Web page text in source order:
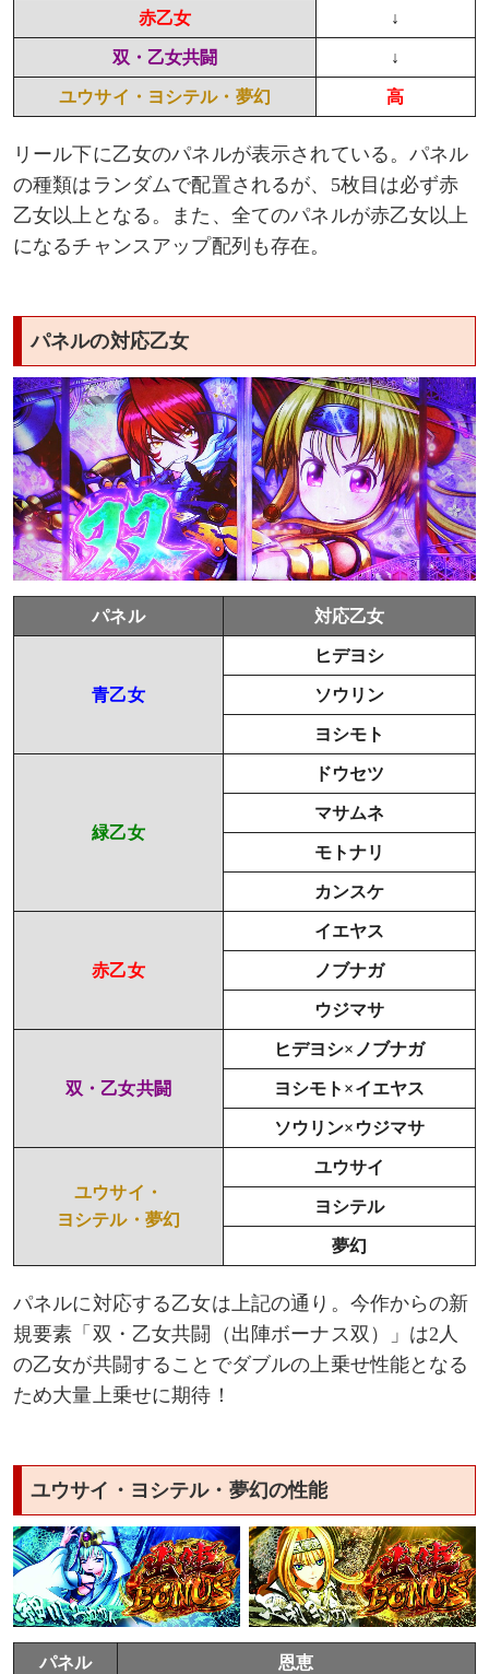
ヨシテル
ユウサイ
出陣ボーナス双の性能
ソウリン×ウジマサ
ヨシモト×イエヤス
強乗せ・カワ乗せ
演出法則
左1stナビ
裏ボタン
上乗せ完全告知モード
ボーナス終了画面（スタンプ）
あわせてチェック！おすすめの関連ページ
赤乙女 ↓
双・乙女共闘 ↓
ユウサイ・ヨシテル・夢幻 高
リール下に乙女のパネルが表示されている。パネル
の種類はランダムで配置されるが、5枚目は必ず赤
乙女以上となる。また、全てのパネルが赤乙女以上
になるチャンスアップ配列も存在。
パネルの対応乙女
パネル 対応乙女
青乙女
ヒデヨシ
ソウリン
ヨシモト
緑乙女
ドウセツ
マサムネ
モトナリ
カンスケ
赤乙女
イエヤス
ノブナガ
ウジマサ
双・乙女共闘
ヒデヨシ×ノブナガ
ヨシモト×イエヤス
ソウリン×ウジマサ
ユウサイ・
ヨシテル・夢幻
ユウサイ
ヨシテル
夢幻
パネルに対応する乙女は上記の通り。今作からの新
規要素「双・乙女共闘（出陣ボーナス双）」は2人
の乙女が共闘することでダブルの上乗せ性能となる
ため大量上乗せに期待！
ユウサイ・ヨシテル・夢幻の性能
パネル 恩恵